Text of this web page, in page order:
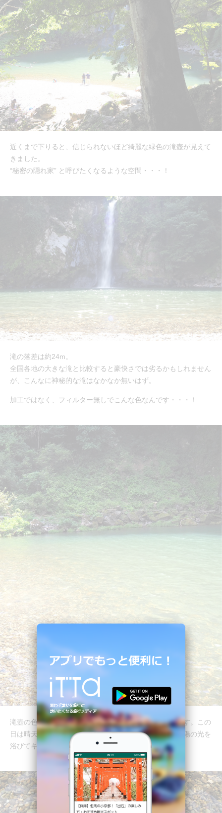
近くまで下りると、信じられないほど綺麗な緑色の滝壺が見えて
きました。
“秘密の隠れ家” と呼びたくなるような空間・・・！
滝の落差は約24m。
全国各地の大きな滝と比較すると豪快さでは劣るかもしれません
が、こんなに神秘的な滝はなかなか無いはず。
加工ではなく、フィルター無しでこんな色なんです・・・！
滝壺の色は、その日の天気や見る角度によって変化します。この
日は晴天に恵まれ、綺麗なエメラルドグリーンの水が太陽の光を
浴びてキラキラ輝いていました。